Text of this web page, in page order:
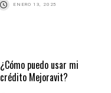
ENERO 13, 2025
¿Cómo puedo usar mi
crédito Mejoravit?